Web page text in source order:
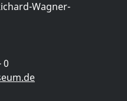
Wagner-
0